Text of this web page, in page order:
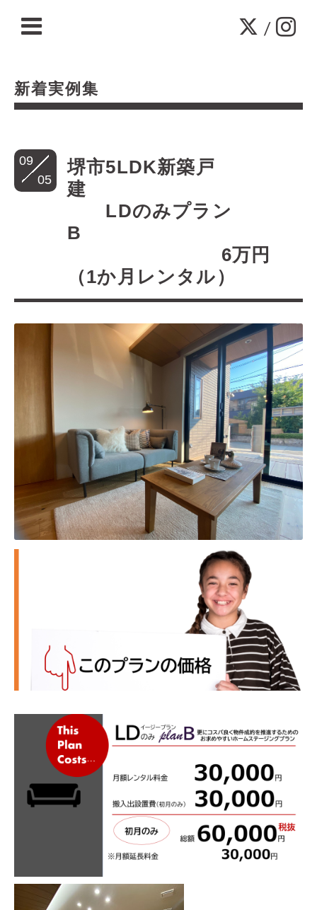
/
新着実例集
09
05
堺市5LDK新築戸
建
LDのみプラン
B
6万円
（1か月レンタル）